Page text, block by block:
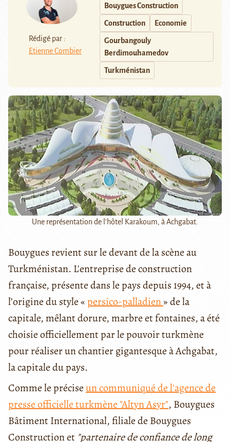
Rédigé par :
Etienne Combier
Bouygues Construction
Construction Economie
Gourbangouly
Berdimouhamedov
Turkménistan
Une représentation de l'hôtel Karakoum, à Achgabat.
Bouygues revient sur le devant de la scène au
Turkménistan. L'entreprise de construction
française, présente dans le pays depuis 1994, et à
l’origine du style «persico-palladien» de la
capitale, mêlant dorure, marbre et fontaines, a été
choisie officiellement par le pouvoir turkmène
pour réaliser un chantier gigantesque à Achgabat,
la capitale du pays.
Comme le préciseun communiqué de l'agence de
presse officielle turkmène "Altyn Asyr", Bouygues
Bâtiment International, filiale de Bouygues
Construction et "partenaire de confiance de long